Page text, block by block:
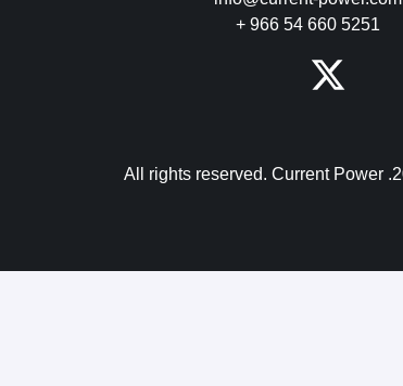
+ 966 54 660 5251